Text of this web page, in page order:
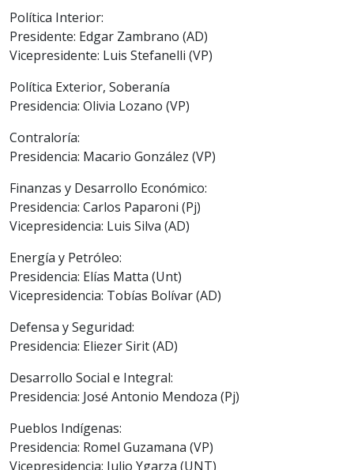
Política Interior:
Presidente: Edgar Zambrano (AD)
Vicepresidente: Luis Stefanelli (VP)
Política Exterior, Soberanía
Presidencia: Olivia Lozano (VP)
Contraloría:
Presidencia: Macario González (VP)
Finanzas y Desarrollo Económico:
Presidencia: Carlos Paparoni (Pj)
Vicepresidencia: Luis Silva (AD)
Energía y Petróleo:
Presidencia: Elías Matta (Unt)
Vicepresidencia: Tobías Bolívar (AD)
Defensa y Seguridad:
Presidencia: Eliezer Sirit (AD)
Desarrollo Social e Integral:
Presidencia: José Antonio Mendoza (Pj)
Pueblos Indígenas:
Presidencia: Romel Guzamana (VP)
Vicepresidencia: Julio Ygarza (UNT)